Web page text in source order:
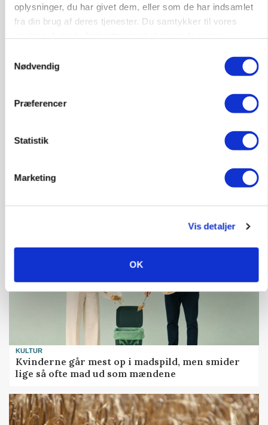
oplysninger, du har givet dem, eller som de har indsamlet
fra din brug af deres tjenester. Du samtykker til vores
Nødvendig
Præferencer
Statistik
Marketing
Vis detaljer
OK
Tysk industri trodser energipres og kinesisk
konkurrence
Fugleinfluenza: Udvikling vækker bekymring hos
europæiske husdyrbrugere
KULTUR
Kvinderne går mest op i madspild, men smider
lige så ofte mad ud som mændene